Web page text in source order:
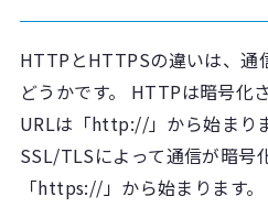
HTTPとHTTPSの違いは、通
どうかです。 HTTPは暗号化
URLは「http://」から始まり
SSL/TLSによって通信が暗号
「https://」から始まります。